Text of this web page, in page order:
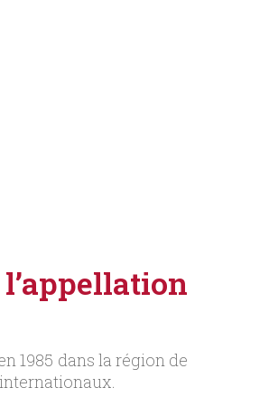
1985 dans la région de